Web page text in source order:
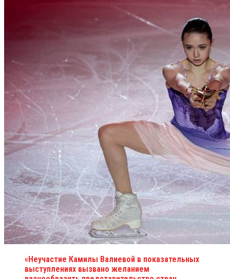
«Неучастие Камилы Валиевой в показательных
выступлениях вызвано желанием